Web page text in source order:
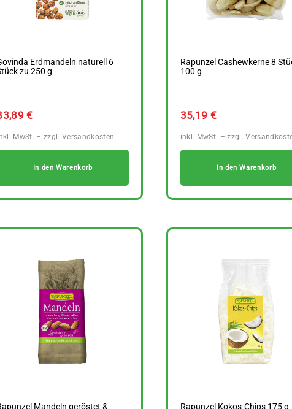
Erdmandeln naturell 6
zu 250 g
€
In den Warenkorb
Rapunzel Cashewkerne 8
100 g
35,19 €
In den Warenkorb
Mandeln geröstet &
Rapunzel Kokos-Chips 175 g